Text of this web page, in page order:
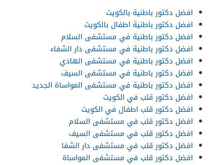
افضل دكتور باطنية بالكويت
افضل دكتور باطنية اطفال بالكويت
افضل دكتور باطنية في مستشفى السلام
افضل دكتور باطنية في مستشفى دار الشفاء
افضل دكتور باطنية في مستشفى الهادي
افضل دكتور باطنية في مستشفى السيف
افضل دكتور باطنية في مستشفى المواساة الجديد
افضل دكتور قلب في الكويت
افضل دكتور قلب اطفال في الكويت
افضل دكتور قلب في مستشفى السلام
افضل دكتور قلب في مستشفى السيف
افضل دكتور قلب في مستشفى دار الشفا
افضل دكتور قلب في مستشفى المواساة